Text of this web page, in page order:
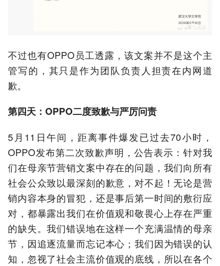
不过也有OPPO员工透露，该文案并不是这个主
管写的，其只是作为团队负责人担责在内网道
歉。
第四天：OPPO二度致歉与严厉问责
5月11日午间，距离事件爆发已过去70小时，
OPPO发布第二次致歉声明，公告表示：针对我
们在母亲节营销文案中存在的问题，我们向所有
社会公众致以最深刻的歉意，对不起！无论是营
销内容本身的冒犯，还是事后第一时间的敷衍应
对，都暴露出我们在价值观和敬畏心上存在严重
的缺失。我们错误地在这样一个充满温情的母亲
节，因追逐流量而忘记本心；我们因为错误的认
知，忽视了社会主流价值观的底线，所以在各个